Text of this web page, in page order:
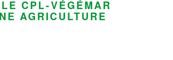
CPL-VÉGÉMAR
AGRICULTURE